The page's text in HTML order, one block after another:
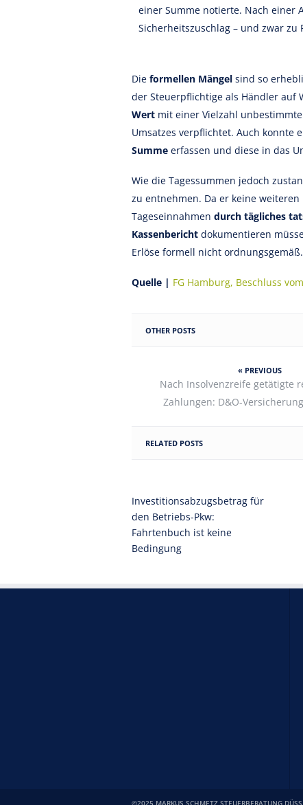
einer Summe notierte. Nach einer
Sicherheitszuschlag – und zwar
Die formellen Mängel sind so
der Steuerpflichtige als Händler auf
Wert mit einer Vielzahl
Umsatzes verpflichtet. Auch konnte
Summe erfassen und diese in das
Wie die Tagessummen jedoch
zu entnehmen. Da er keine
Tageseinnahmen durch tägliches
Kassenbericht dokumentieren
Erlöse formell nicht ordnungsgemäß.
Quelle | FG Hamburg, Beschluss
OTHER POSTS
« PREVIOUS
Nach Insolvenzreife getätigte
Zahlungen: D&O-
RELATED POSTS
Investitionsabzugsbetrag für
den Betriebs-Pkw:
Fahrtenbuch ist keine
Bedingung
©2025 MARKUS SCHMETZ STEUERBERATUNG